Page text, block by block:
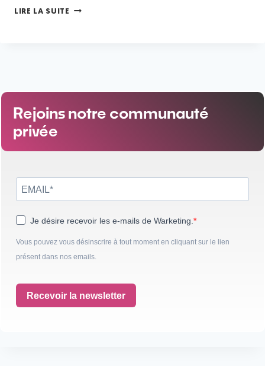
LIRE LA SUITE
Rejoins notre communauté
privée
Je désire recevoir les e-mails de Warketing.
Vous pouvez vous désinscrire à tout moment en cliquant sur le lien
présent dans nos emails.
Recevoir la newsletter